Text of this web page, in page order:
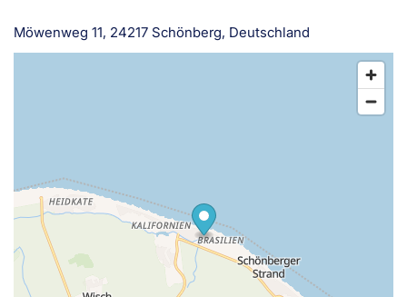
Möwenweg 11, 24217 Schönberg, Deutschland